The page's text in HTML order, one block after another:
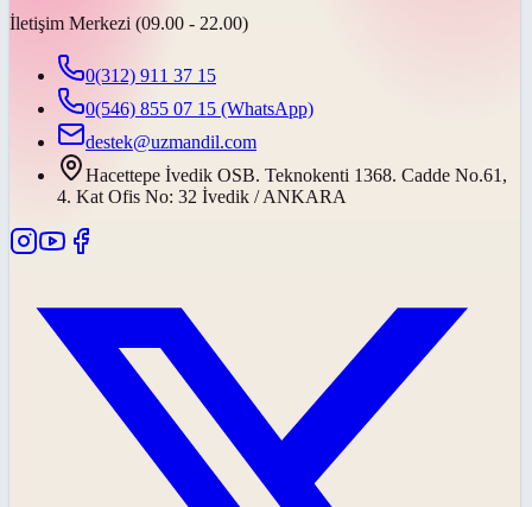
İletişim Merkezi (09.00 - 22.00)
0(312) 911 37 15
0(546) 855 07 15 (WhatsApp)
destek@uzmandil.com
Hacettepe İvedik OSB. Teknokenti 1368. Cadde No.61,
4. Kat Ofis No: 32 İvedik / ANKARA